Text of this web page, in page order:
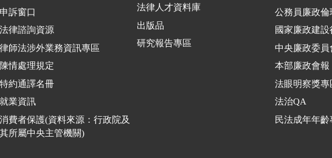
申訴窗口
法律諮詢資源
律師法涉外業務資訊專區
陳情處理規定
特約通譯名冊
就業資訊
消費者保護(資料來源：行政院及
其所屬中央主管機關)
法律人才資料庫
出版品
研究報告專區
公務員廉政倫
國家廉政建
中央廉政委員
本部廉政會報
法眼明察獎專
法治QA
民法成年年齡